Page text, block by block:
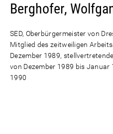
Berghofer,
SED, Oberbürgermeister von
Mitglied des zeitweiligen
Dezember 1989,
von Dezember 1989 bis
1990